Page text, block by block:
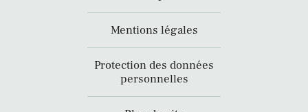
Mentions légales
Protection des données
personnelles